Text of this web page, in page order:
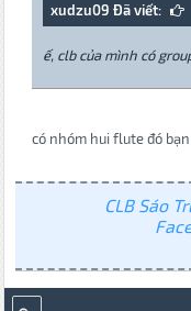
xudzu09 Đã viết:
ế, clb của mình có
có nhóm hui flute đó bạn
CLB Sáo